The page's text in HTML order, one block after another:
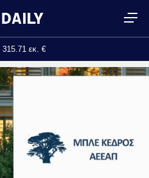
315.71 εκ. €